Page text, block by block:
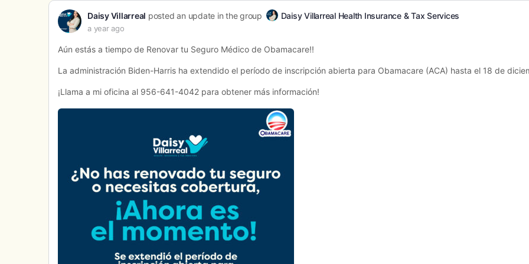
filters
Daisy Villarreal posted an update in the group Daisy Villarreal Health Insurance & Tax Services
a year ago
Aún estás a tiempo de Renovar tu Seguro Médico de Obamacare!!
La administración Biden-Harris ha extendido el período de inscripción abierta para Obamacare (ACA) hasta el 18 de
¡Llama a mi oficina al 956-641-4042 para obtener más información!